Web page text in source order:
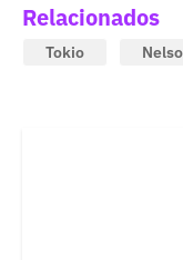
Relacionados
Tokio